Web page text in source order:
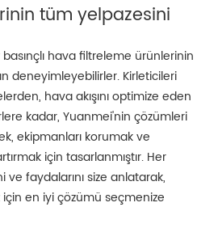
tüm yelpazesini
basınçlı hava filtreleme ürünlerinin
deneyimleyebilirler. Kirleticileri
hava akışını optimize eden
kadar, Yuanmei'nin çözümleri
ekipmanları korumak ve
için tasarlanmıştır. Her
faydalarını size anlatarak,
için en iyi çözümü seçmenize